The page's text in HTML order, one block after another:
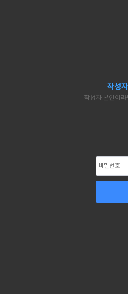
작성
작성자 본인이